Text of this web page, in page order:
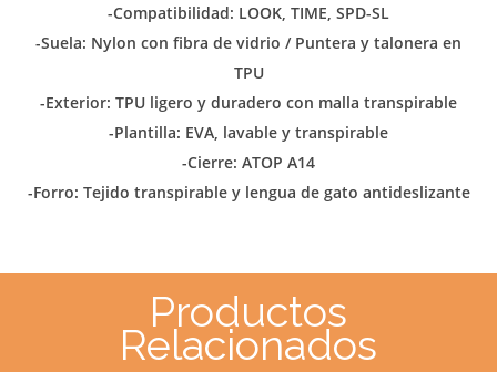
-Compatibilidad: LOOK, TIME, SPD-SL
-Suela: Nylon con fibra de vidrio / Puntera y talonera en
TPU
-Exterior: TPU ligero y duradero con malla transpirable
-Plantilla: EVA, lavable y transpirable
-Cierre: ATOP A14
-Forro: Tejido transpirable y lengua de gato antideslizante
Productos
Relacionados